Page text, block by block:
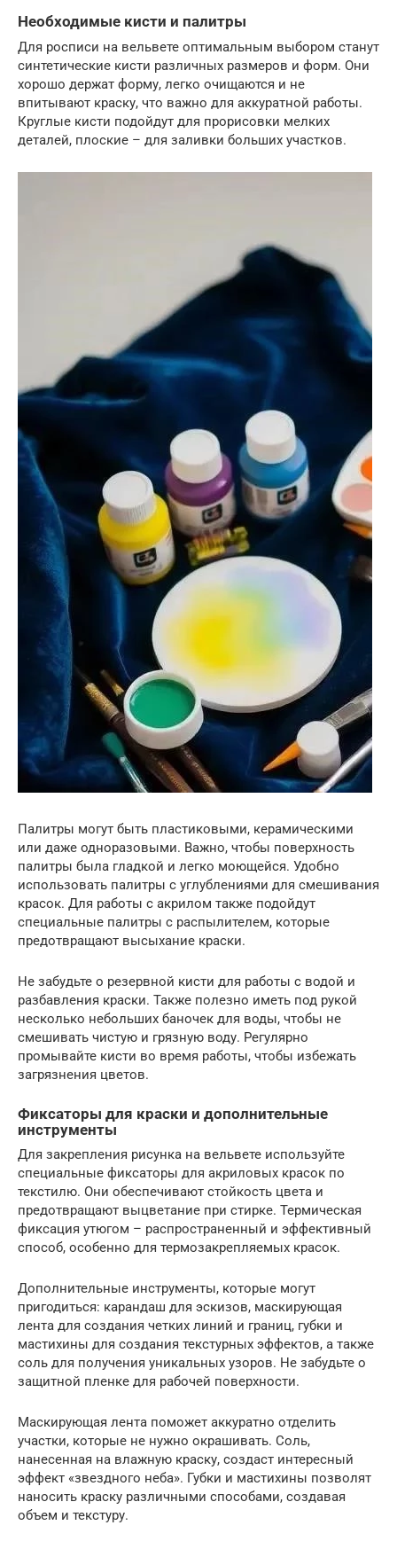
Необходимые кисти и палитры
Для росписи на вельвете оптимальным выбором станут
синтетические кисти различных размеров и форм. Они
хорошо держат форму, легко очищаются и не
впитывают краску, что важно для аккуратной работы.
Круглые кисти подойдут для прорисовки мелких
деталей, плоские – для заливки больших участков.
Палитры могут быть пластиковыми, керамическими
или даже одноразовыми. Важно, чтобы поверхность
палитры была гладкой и легко моющейся. Удобно
использовать палитры с углублениями для смешивания
красок. Для работы с акрилом также подойдут
специальные палитры с распылителем, которые
предотвращают высыхание краски.
Не забудьте о резервной кисти для работы с водой и
разбавления краски. Также полезно иметь под рукой
несколько небольших баночек для воды, чтобы не
смешивать чистую и грязную воду. Регулярно
промывайте кисти во время работы, чтобы избежать
загрязнения цветов.
Фиксаторы для краски и дополнительные
инструменты
Для закрепления рисунка на вельвете используйте
специальные фиксаторы для акриловых красок по
текстилю. Они обеспечивают стойкость цвета и
предотвращают выцветание при стирке. Термическая
фиксация утюгом – распространенный и эффективный
способ, особенно для термозакрепляемых красок.
Дополнительные инструменты, которые могут
пригодиться: карандаш для эскизов, маскирующая
лента для создания четких линий и границ, губки и
мастихины для создания текстурных эффектов, а также
соль для получения уникальных узоров. Не забудьте о
защитной пленке для рабочей поверхности.
Маскирующая лента поможет аккуратно отделить
участки, которые не нужно окрашивать. Соль,
нанесенная на влажную краску, создаст интересный
эффект «звездного неба». Губки и мастихины позволят
наносить краску различными способами, создавая
объем и текстуру.